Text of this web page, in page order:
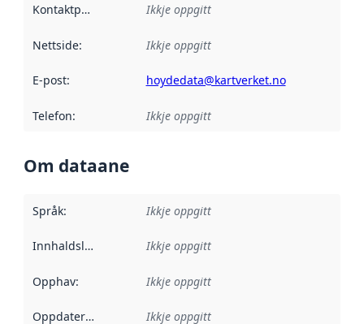
Kontaktpunkt Ikkje oppgitt
Nettside: Ikkje oppgitt
E-post: hoydedata@kartverket.no
Telefon: Ikkje oppgitt
Om dataane
Språk: Ikkje oppgitt
Innhaldsleverandørar :
Ikkje oppgitt
Opphav: Ikkje oppgitt
Oppdateringsfrekvens :
Ikkje oppgitt